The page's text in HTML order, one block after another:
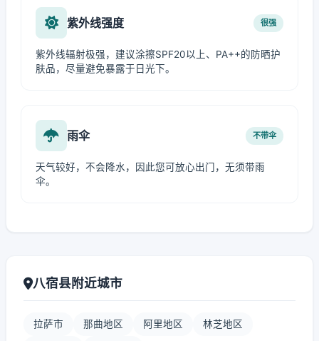
紫外线强度 很强
紫外线辐射极强，建议涂擦SPF20以上、PA++的防晒护
肤品，尽量避免暴露于日光下。
雨伞 不带伞
天气较好，不会降水，因此您可放心出门，无须带雨
伞。
八宿县附近城市
拉萨市 那曲地区 阿里地区 林芝地区